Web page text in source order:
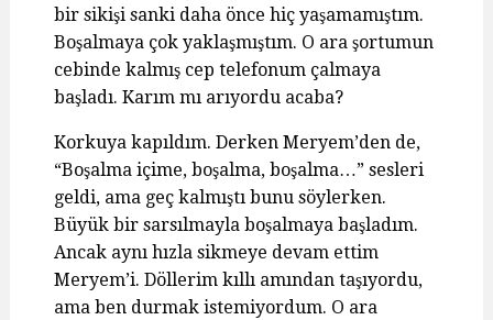
bir sikişi sanki daha önce hiç yaşamamıştım.
Boşalmaya çok yaklaşmıştım. O ara şortumun
cebinde kalmış cep telefonum çalmaya
başladı. Karım mı arıyordu acaba?
Korkuya kapıldım. Derken Meryem’den de,
“Boşalma içime, boşalma, boşalma…” sesleri
geldi, ama geç kalmıştı bunu söylerken.
Büyük bir sarsılmayla boşalmaya başladım.
Ancak aynı hızla sikmeye devam ettim
Meryem’i. Döllerim kıllı amından taşıyordu,
ama ben durmak istemiyordum. O ara